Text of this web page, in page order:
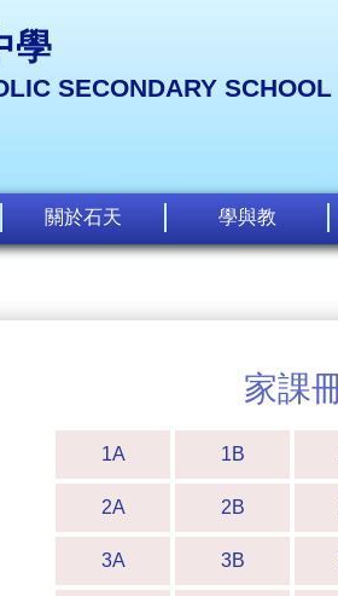
學
SECONDARY SCHOOL
關於石天 學與教
家課
1A 1B
2A 2B
3A 3B